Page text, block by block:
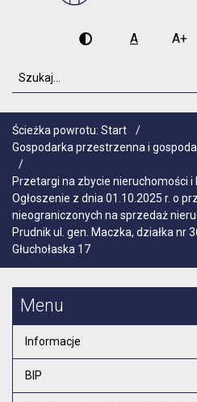
Wysoki kontrast
A
Czcionka
A+
Szukaj
Ścieżka powrotu: Start
/
Gospodarka przestrzenna i
/
Przetargi na zbycie nieruchomości i
Ogłoszenie z dnia 01.10.2025 r. o
nieograniczonych na sprzedaż
Prudnik ul. gen. Maczka, działka nr
Głuchołaska 17
Menu
Informacje
BIP